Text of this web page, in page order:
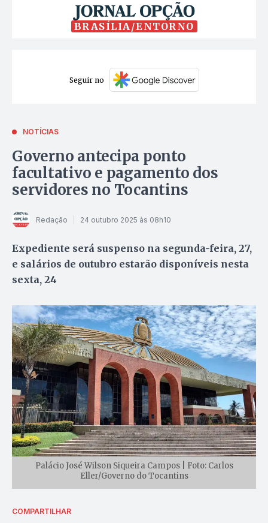
BRASÍLIA/ENTORNO
Seguir no
NOTÍCIAS
Governo antecipa ponto
facultativo e pagamento dos
servidores no Tocantins
Redação 24 outubro 2025 às 08h10
Expediente será suspenso na segunda-feira, 27,
e salários de outubro estarão disponíveis nesta
sexta, 24
Palácio José Wilson Siqueira Campos | Foto: Carlos
Eller/Governo do Tocantins
COMPARTILHAR